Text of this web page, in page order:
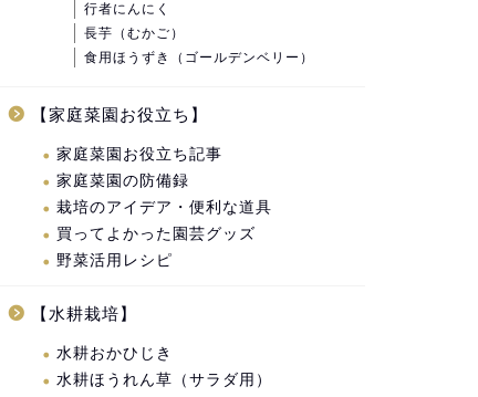
行者にんにく
長芋（むかご）
食用ほうずき（ゴールデンベリー）
【家庭菜園お役立ち】
家庭菜園お役立ち記事
家庭菜園の防備録
栽培のアイデア・便利な道具
買ってよかった園芸グッズ
野菜活用レシピ
【水耕栽培】
水耕おかひじき
水耕ほうれん草（サラダ用）